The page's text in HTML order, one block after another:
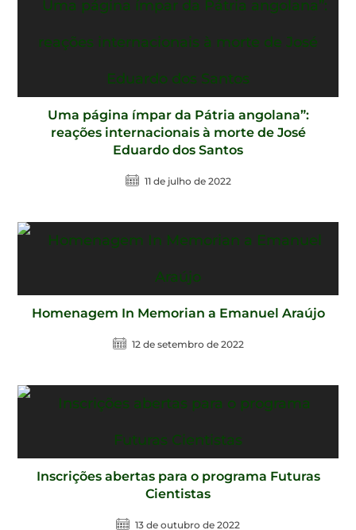
Uma página ímpar da Pátria angolana”:
reações internacionais à morte de José
Eduardo dos Santos
11 de julho de 2022
Homenagem In Memorian a Emanuel Araújo
12 de setembro de 2022
Inscrições abertas para o programa Futuras
Cientistas
13 de outubro de 2022